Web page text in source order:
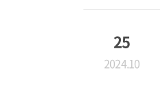
25
2024.10